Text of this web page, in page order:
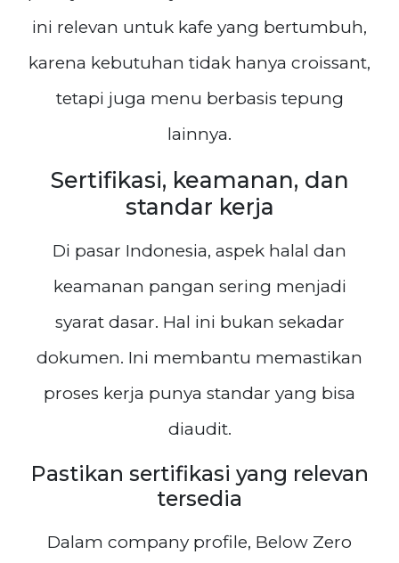
ini relevan untuk kafe yang bertumbuh,
karena kebutuhan tidak hanya croissant,
tetapi juga menu berbasis tepung
lainnya.
Sertifikasi, keamanan, dan
standar kerja
Di pasar Indonesia, aspek halal dan
keamanan pangan sering menjadi
syarat dasar. Hal ini bukan sekadar
dokumen. Ini membantu memastikan
proses kerja punya standar yang bisa
diaudit.
Pastikan sertifikasi yang relevan
tersedia
Dalam company profile, Below Zero